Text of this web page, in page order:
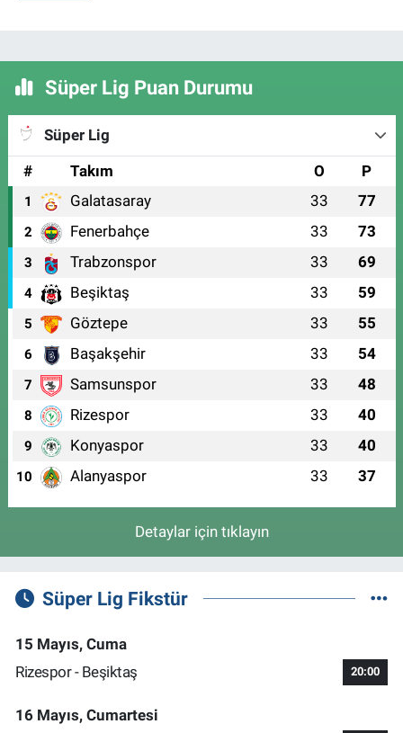
Süper Lig Puan Durumu
Süper Lig
#
Takım O P
1 Galatasaray 33 77
2 Fenerbahçe 33 73
3 Trabzonspor 33 69
4 Beşiktaş 33 59
5 Göztepe 33 55
6 Başakşehir 33 54
7 Samsunspor 33 48
8 Rizespor 33 40
9 Konyaspor 33 40
10 Alanyaspor 33 37
Detaylar için tıklayın
Süper Lig Fikstür
15 Mayıs, Cuma
Rizespor - Beşiktaş
20:00
16 Mayıs, Cumartesi